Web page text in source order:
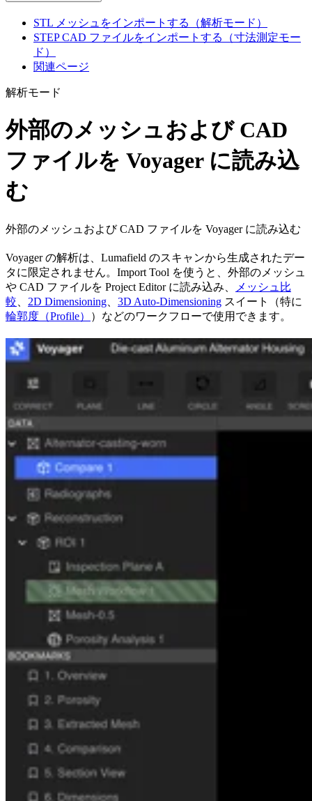
STL メッシュをインポートする（解析モード）
STEP CAD ファイルをインポートする（寸法測定モー
ド）
関連ページ
解析モード
外部のメッシュおよび CAD
ファイルを Voyager に読み込
む
外部のメッシュおよび CAD ファイルを Voyager に読み込む
Voyager の解析は、Lumafield のスキャンから生成されたデー
タに限定されません。Import Tool を使うと、外部のメッシュ
や CAD ファイルを Project Editor に読み込み、
メッシュ比
較
2D Dimensioning 3D Auto-Dimensioning スイート（特に
輪郭度（Profile）
）などのワークフローで使用できます。